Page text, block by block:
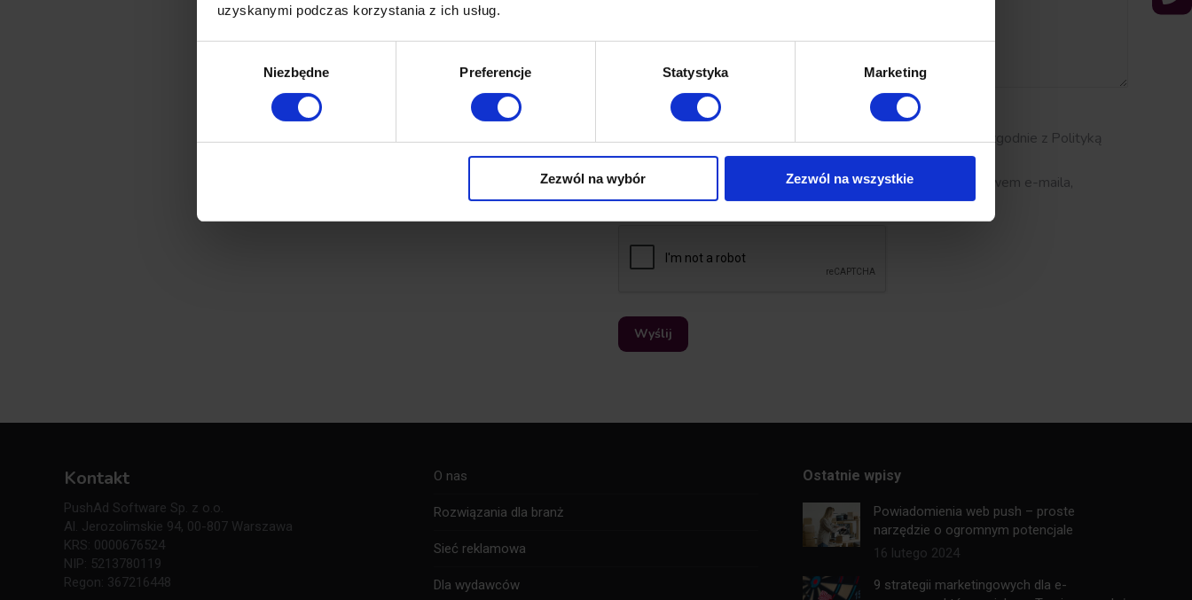
uzyskanymi podczas korzystania z ich usług.
Niezbędne Preferencje Statystyka Marketing
Zezwól na wybór Zezwól na wszystkie
Wyrażam zgodę (opcjonalne)
* Wyrażam zgodę na przetwarzanie danych osobowych zgodnie z Polityką
Prywatności.
Tak, chcę otrzymywać oferty lub promocje za pośrednictwem e-maila,
wiadomości tekstowych lub telefonicznie.
Kontakt
PushAd Software Sp. z o.o.
Al. Jerozolimskie 94, 00-807 Warszawa
KRS: 0000676524
NIP: 5213780119
Regon: 367216448
O nas
Rozwiązania dla branż
Sieć reklamowa
Dla wydawców
Ostatnie wpisy
Powiadomienia web push – proste
narzędzie o ogromnym potencjale
16 lutego 2024
9 strategii marketingowych dla e-